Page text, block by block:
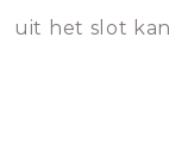
uit het slot